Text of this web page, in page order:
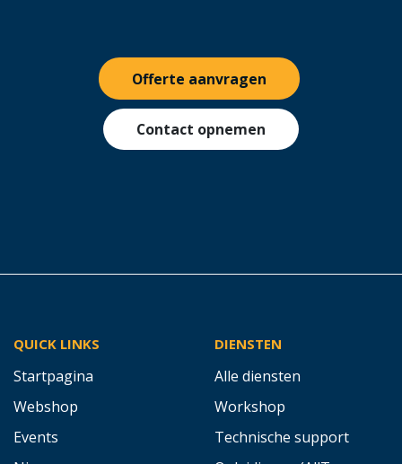
Offerte aanvragen
Contact opnemen
QUICK LINKS
Startpagina
Webshop
Events
DIENSTEN
Alle diensten
Workshop
Technische support